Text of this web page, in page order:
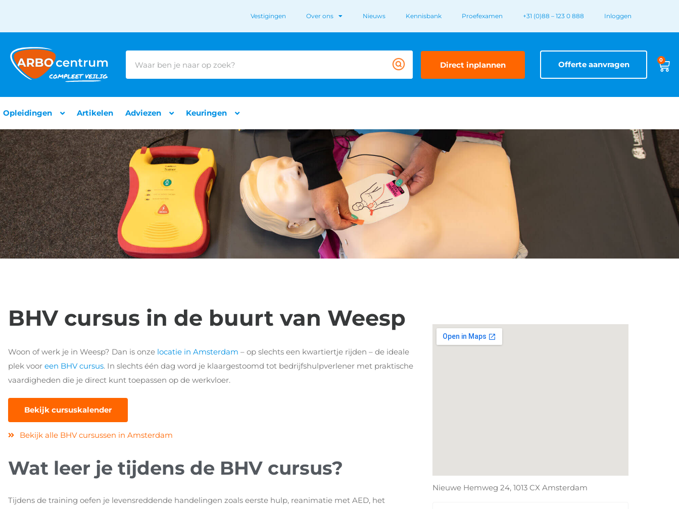
Vestigingen Over ons Nieuws Kennisbank Proefexamen +31 (0)88 – 123 0 888 Inloggen
Direct inplannen Offerte aanvragen 0
Opleidingen Artikelen Adviezen Keuringen
BHV cursus in de buurt van Weesp
Woon of werk je in Weesp? Dan is onze locatie in Amsterdam – op slechts een kwartiertje rijden – de ideale
plek voor een BHV cursus. In slechts één dag word je klaargestoomd tot bedrijfshulpverlener met praktische
vaardigheden die je direct kunt toepassen op de werkvloer.
Bekijk cursuskalender
Bekijk alle BHV cursussen in Amsterdam
Wat leer je tijdens de BHV cursus?
Tijdens de training oefen je levensreddende handelingen zoals eerste hulp, reanimatie met AED, het
Nieuwe Hemweg 24, 1013 CX Amsterdam